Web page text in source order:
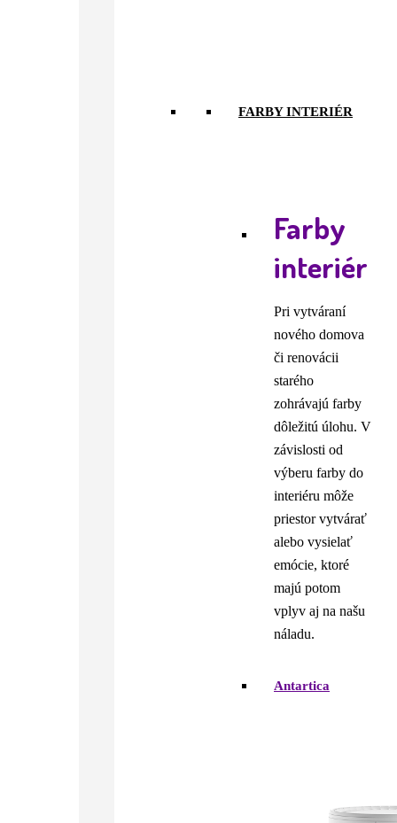
FARBY INTERIÉR
Farby
interiér
Pri vytváraní
nového domova
či renovácii
starého
zohrávajú farby
dôležitú úlohu. V
závislosti od
výberu farby do
interiéru môže
priestor vytvárať
alebo vysielať
emócie, ktoré
majú potom
vplyv aj na našu
náladu.
Antartica